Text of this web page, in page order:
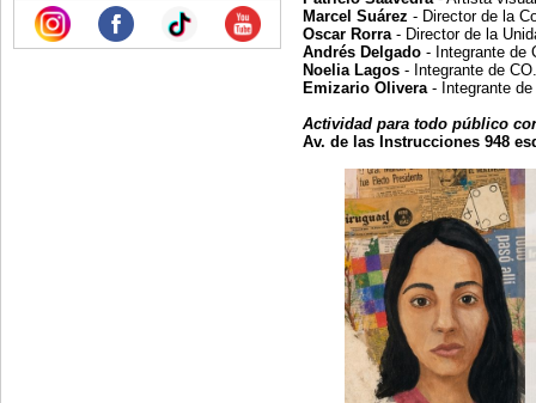
Marcel Suárez - Director de la
Oscar Rorra - Director de la
Andrés Delgado - Integrante de
Noelia Lagos - Integrante de
Emizario Olivera - Integrante
Actividad para todo público
Av. de las Instrucciones 948